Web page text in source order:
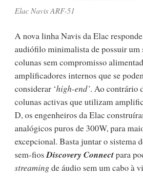
Elac Navis ARF-51
A nova linha Navis da Elac
audiófilo minimalista de possuir um
colunas sem compromisso
amplificadores internos que se
considerar ‘high-end’. Ao contrário
colunas activas que utilizam
D, os engenheiros da Elac
analógicos puros de 300W, para
excepcional. Basta juntar o sistema
sem-fiosDiscovery Connectpara
streamingde áudio sem um cabo à